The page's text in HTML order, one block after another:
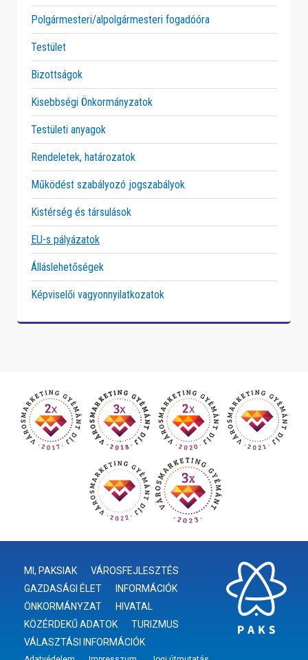
Polgármesteri/alpolgármesteri fogadóóra
Testület
Bizottságok
Kisebbségi Önkormányzatok
Testületi anyagok
Rendeletek, határozatok
Működést szabályozó jogszabályok
Kistérség és társulások
EU-s pályázatok
Álláslehetőségek
Képviselői vagyonnyilatkozatok
MI, PAKSIAK
VÁROSFEJLESZTÉS
GAZDASÁGI ÉLET
INFORMÁCIÓK
ÖNKORMÁNYZAT
HIVATAL
KÖZÉRDEKŰ ADATOK
TURIZMUS
VÁLASZTÁSI INFORMÁCIÓK